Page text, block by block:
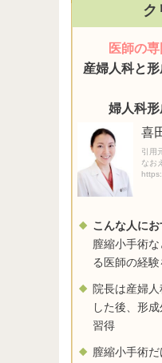
ク
医師の
産婦人科と
婦人科
喜
引用
なお
こんな人に
膣縮小手術
る医師の経
院長は産婦
した後、形
習得
膣縮小手術